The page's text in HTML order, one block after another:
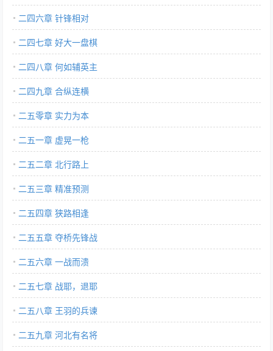
二四六章 针锋相对
二四七章 好大一盘棋
二四八章 何如辅英主
二四九章 合纵连横
二五零章 实力为本
二五一章 虚晃一枪
二五二章 北行路上
二五三章 精准预测
二五四章 狭路相逢
二五五章 夺桥先锋战
二五六章 一战而溃
二五七章 战耶，退耶
二五八章 王羽的兵谏
二五九章 河北有名将